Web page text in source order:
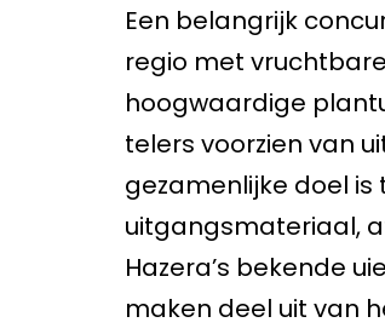
Een belangrijk
regio met
hoogwaardige
telers voorzien van
gezamenlijke doel
uitgangsmateriaal,
Hazera’s bekende
maken deel uit van